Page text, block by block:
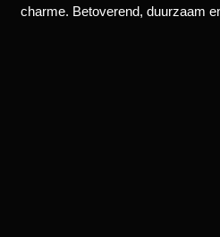
charme. Betoverend, duurzaam